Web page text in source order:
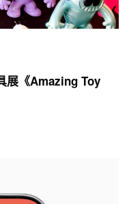
展《Amazing Toy